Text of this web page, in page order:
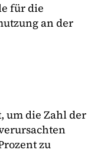
für die
an der
um die Zahl der
zu